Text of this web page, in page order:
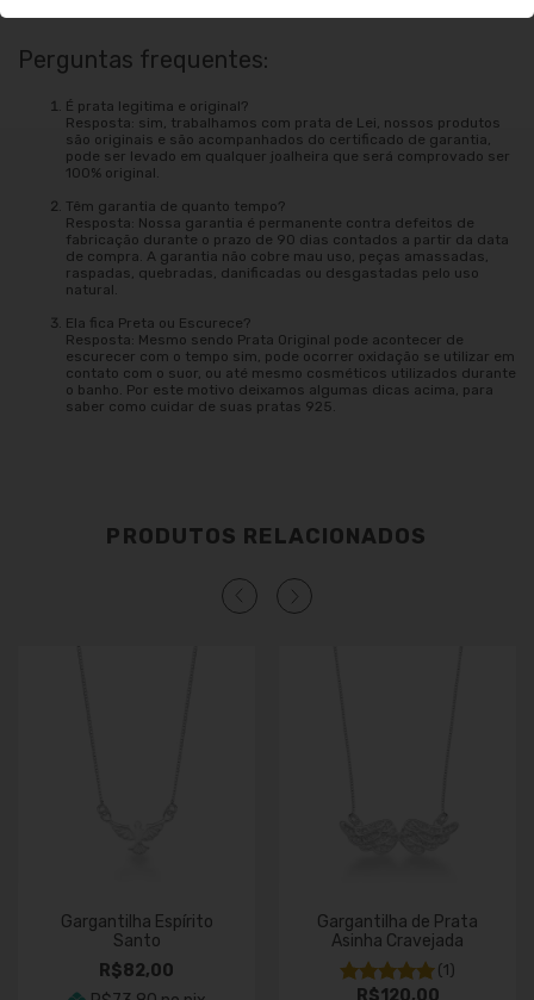
Perguntas frequentes:
É prata legitima e original?
Resposta: sim, trabalhamos com prata de Lei, nossos produtos
são originais e são acompanhados do certificado de garantia,
pode ser levado em qualquer joalheira que será comprovado ser
100% original.
Têm garantia de quanto tempo?
Resposta: Nossa garantia é permanente contra defeitos de
fabricação durante o prazo de 90 dias contados a partir da data
de compra. A garantia não cobre mau uso, peças amassadas,
raspadas, quebradas, danificadas ou desgastadas pelo uso
natural.
Ela fica Preta ou Escurece?
Resposta: Mesmo sendo Prata Original pode acontecer de
escurecer com o tempo sim, pode ocorrer oxidação se utilizar em
contato com o suor, ou até mesmo cosméticos utilizados durante
o banho. Por este motivo deixamos algumas dicas acima, para
saber como cuidar de suas pratas 925.
PRODUTOS RELACIONADOS
Gargantilha Espírito
Santo
R$82,00
Gargantilha de Prata
Asinha Cravejada
(1)